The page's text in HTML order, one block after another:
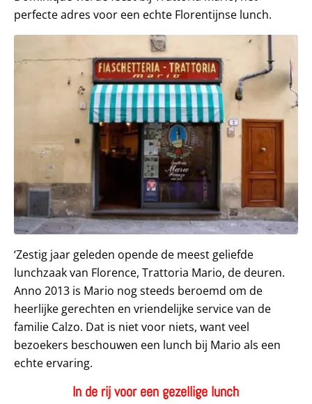
perfecte adres voor een echte Florentijnse lunch.
‘Zestig jaar geleden opende de meest geliefde
lunchzaak van Florence, Trattoria Mario, de deuren.
Anno 2013 is Mario nog steeds beroemd om de
heerlijke gerechten en vriendelijke service van de
familie Calzo. Dat is niet voor niets, want veel
bezoekers beschouwen een lunch bij Mario als een
echte ervaring.
In de rij voor een gezellige lunch